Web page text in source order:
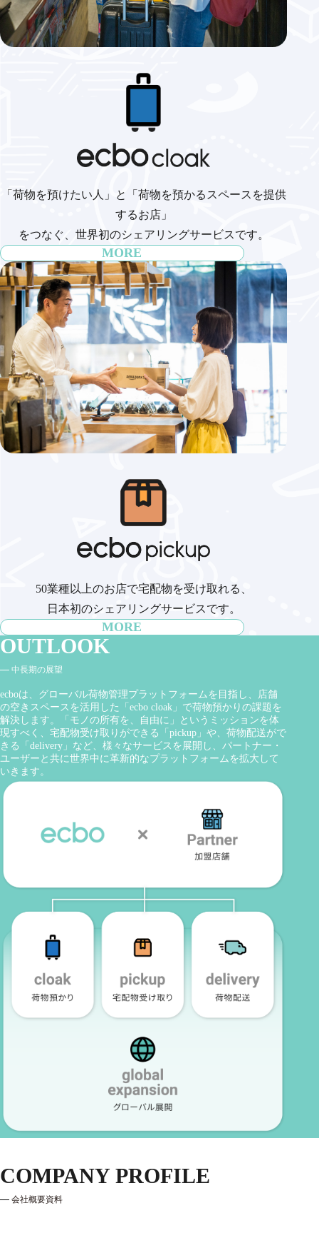
「荷物を預けたい人」と「荷物を預かるスペースを提供
するお店」
をつなぐ、世界初のシェアリングサービスです。
MORE
50業種以上のお店で宅配物を受け取れる、
日本初のシェアリングサービスです。
MORE
OUTLOOK
中長期の展望
ecboは、グローバル荷物管理プラットフォームを目指し、店舗
の空きスペースを活用した「ecbo cloak」で荷物預かりの課題を
解決します。「モノの所有を、自由に」というミッションを体
現すべく、宅配物受け取りができる「pickup」や、荷物配送がで
きる「delivery」など、様々なサービスを展開し、パートナー・
ユーザーと共に世界中に革新的なプラットフォームを拡大して
いきます。
COMPANY PROFILE
会社概要資料